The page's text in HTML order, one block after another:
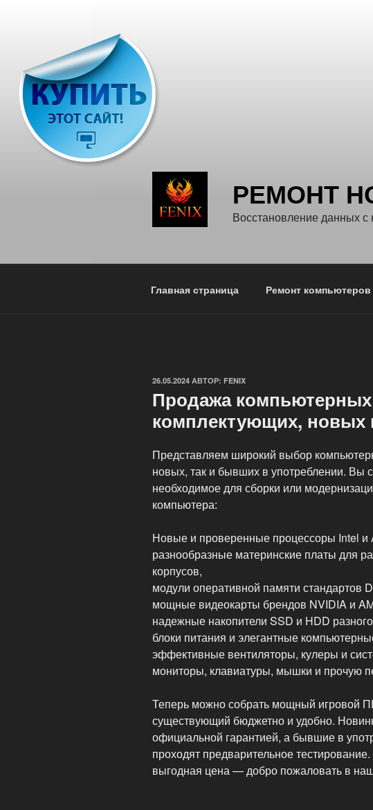
РЕМОНТ
Восстановление данных
Главная страница Ремонт компьютеров
ОПУБЛИКОВАНО
26.05.2024 АВТОР: FENIX
Продажа компьютерных
комплектующих, новых
Представляем широкий выбор
новых, так и бывших в употреблении. Вы
необходимое для сборки или
компьютера:
Новые и проверенные процессоры Intel и
разнообразные материнские платы для
корпусов,
модули оперативной памяти стандартов
мощные видеокарты брендов NVIDIA и
надежные накопители SSD и HDD
блоки питания и элегантные
эффективные вентиляторы, кулеры и
мониторы, клавиатуры, мышки и прочую
Теперь можно собрать мощный игровой
существующий бюджетно и удобно.
официальной гарантией, а бывшие в
проходят предварительное
выгодная цена — добро пожаловать в